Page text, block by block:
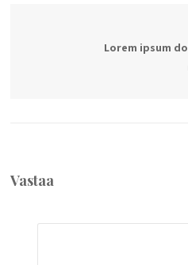
Lorem ipsum
Vastaa